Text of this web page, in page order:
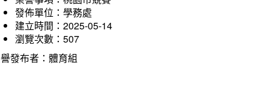
發佈單位：學務處
建立時間：2025-05-14
瀏覽次數：507
發布者：體育組